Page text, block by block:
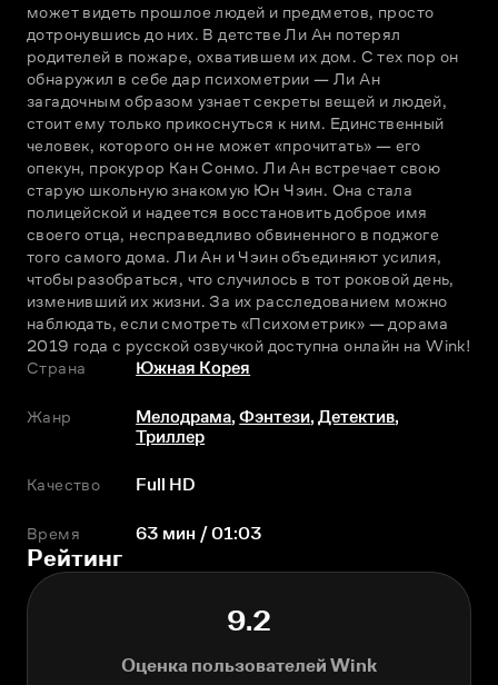
может видеть прошлое людей и предметов, просто
дотронувшись до них. В детстве Ли Ан потерял
родителей в пожаре, охватившем их дом. С тех пор он
обнаружил в себе дар психометрии — Ли Ан
загадочным образом узнает секреты вещей и людей,
стоит ему только прикоснуться к ним. Единственный
человек, которого он не может «прочитать» — его
опекун, прокурор Кан Сонмо. Ли Ан встречает свою
старую школьную знакомую Юн Чэин. Она стала
полицейской и надеется восстановить доброе имя
своего отца, несправедливо обвиненного в поджоге
того самого дома. Ли Ан и Чэин объединяют усилия,
чтобы разобраться, что случилось в тот роковой день,
изменивший их жизни. За их расследованием можно
наблюдать, если смотреть «Психометрик» — дорама
2019 года с русской озвучкой доступна онлайн на Wink!
Страна
Южная Корея
Жанр Мелодрама,Фэнтези,Детектив,
Триллер
Качество Full HD
Время 63 мин / 01:03
Рейтинг
9.2
Оценка пользователей Wink